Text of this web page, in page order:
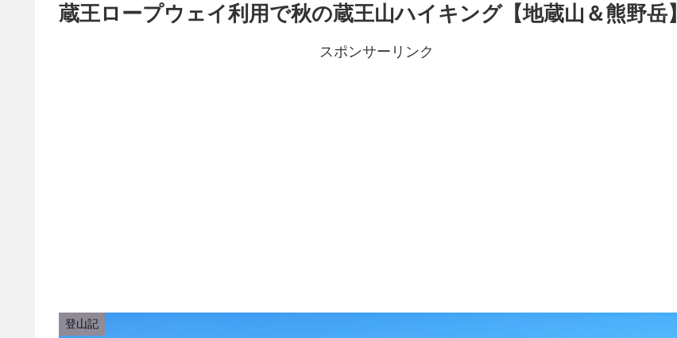
蔵王ロープウェイ利用で秋の蔵王山ハイキング【地蔵山＆熊野岳】
スポンサーリンク
登山記